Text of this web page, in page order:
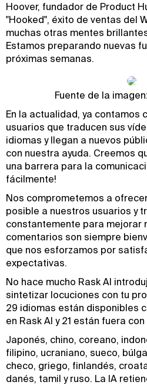
Hoover, fundador de Product
"Hooked", éxito de ventas del
muchas otras mentes
Estamos preparando nuevas
próximas semanas.
Fuente de la
En la actualidad, ya contamos
usuarios que traducen sus
idiomas y llegan a nuevos
con nuestra ayuda. Creemos
una barrera para la
fácilmente!
Nos comprometemos a
posible a nuestros usuarios y
constantemente para mejorar
comentarios son siempre
que nos esforzamos por
expectativas.
No hace mucho Rask AI
sintetizar locuciones con tu
29 idiomas están disponibles
en Rask AI y 21 están fuera
Japonés, chino, coreano,
filipino, ucraniano, sueco,
checo, griego, finlandés,
danés, tamil y ruso. La IA